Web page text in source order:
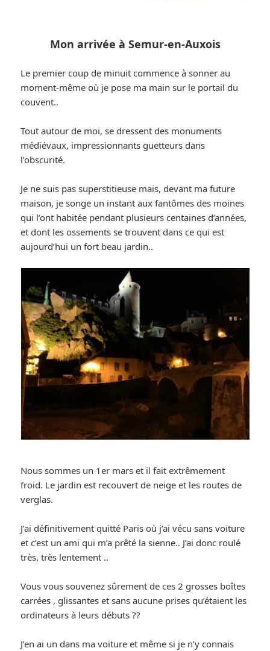
Mon arrivée à Semur-en-Auxois
Le premier coup de minuit commence à sonner au
moment-même où je pose ma main sur le portail du
couvent..
Tout autour de moi, se dressent des monuments
médiévaux, impressionnants guetteurs dans
l’obscurité.
Je ne suis pas superstitieuse mais, devant ma future
maison, je songe un instant aux fantômes des moines
qui l’ont habitée pendant plusieurs centaines d’années,
et dont les ossements se trouvent dans ce qui est
aujourd’hui un fort beau jardin..
Nous sommes un 1er mars et il fait extrêmement
froid. Le jardin est recouvert de neige et les routes de
verglas.
J’ai définitivement quitté Paris où j’ai vécu sans voiture
et c’est un ami qui m’a prêté la sienne.. J’ai donc roulé
très, très lentement ..
Vous vous souvenez sûrement de ces 2 grosses boîtes
carrées , glissantes et sans aucune prises qu’étaient les
ordinateurs à leurs débuts ??
J’en ai un dans ma voiture et même si je n’y connais